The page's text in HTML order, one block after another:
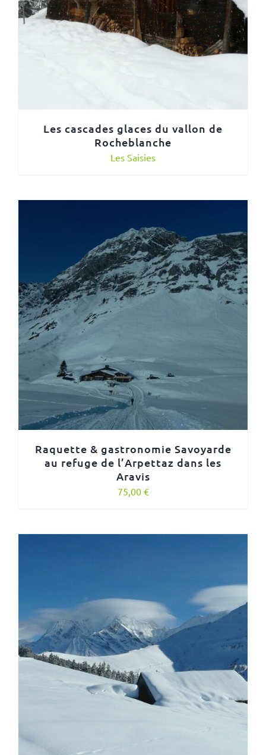
Les cascades glaces du vallon de
Rocheblanche
Les Saisies
Raquette & gastronomie Savoyarde
au refuge de l’Arpettaz dans les
Aravis
75,00 €